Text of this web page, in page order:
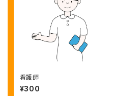
看護師
¥300